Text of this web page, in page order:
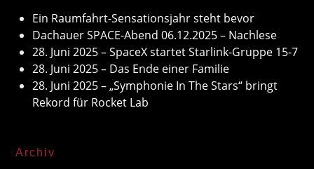
Ein Raumfahrt-Sensationsjahr steht bevor
Dachauer SPACE-Abend 06.12.2025 – Nachlese
28. Juni 2025 – SpaceX startet Starlink-Gruppe 15-7
28. Juni 2025 – Das Ende einer Familie
28. Juni 2025 – „Symphonie In The Stars“ bringt
Rekord für Rocket Lab
Archiv